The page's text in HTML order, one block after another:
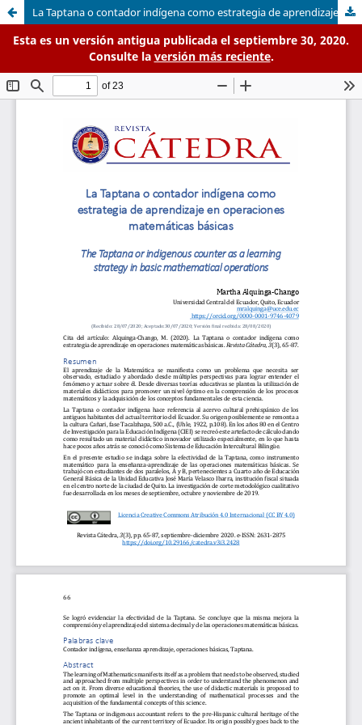
La Taptana o contador indígena como estrategia de aprendizaje en operaciones matemáticas básicas
Esta es un versión antigua publicada el septiembre 30, 2020.
Consulte la versión más reciente.